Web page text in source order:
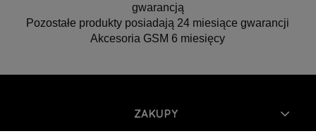
gwarancją
Pozostałe produkty posiadają 24 miesiące gwarancji
Akcesoria GSM 6 miesięcy
ZAKUPY